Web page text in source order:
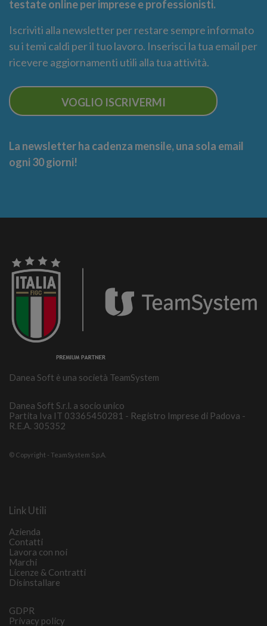
testate online per imprese e professionisti.
Iscriviti alla newsletter per restare sempre informato
su i temi caldi per il tuo lavoro. Inserisci la tua email per
ricevere aggiornamenti utili alla tua attività.
VOGLIO ISCRIVERMI
La newsletter ha cadenza mensile, una sola email
ogni 30 giorni!
Danea Soft è una società TeamSystem
Danea Soft S.r.l. a socio unico
Partita Iva IT 03365450281 - Registro Imprese di Padova -
R.E.A. 305352
© Copyright - TeamSystem S.p.A.
Link Utili
Azienda
Contatti
Lavora con noi
Marchi
Licenze & Contratti
Disinstallare
GDPR
Privacy policy